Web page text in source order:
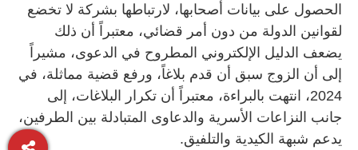
الحصول على بيانات أصحابها، لارتباطها بشركة لا تخضع
لقوانين الدولة من دون أمر قضائي، معتبراً أن ذلك
يضعف الدليل الإلكتروني المطروح في الدعوى، مشيراً
إلى أن الزوج سبق أن قدم بلاغاً، ورفع قضية مماثلة، في
2024، انتهت بالبراءة، معتبراً أن تكرار البلاغات، إلى
جانب النزاعات الأسرية والدعاوى المتبادلة بين الطرفين،
يدعم شبهة الكيدية والتلفيق.